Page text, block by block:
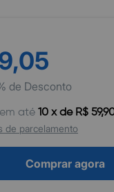
de Desconto
em até 10 x de R$
de parcelamento
Comprar agora